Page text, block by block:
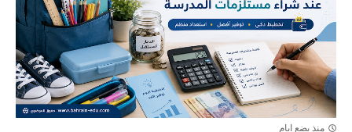
منذ بضع ايام